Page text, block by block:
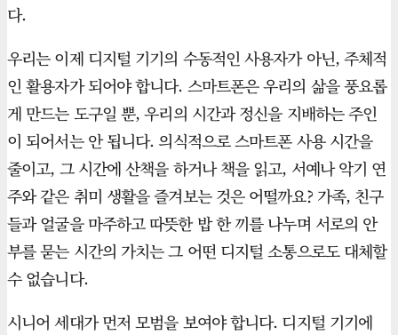
다.
우리는 이제 디지털 기기의 수동적인 사용자가 아닌, 주체적
인 활용자가 되어야 합니다. 스마트폰은 우리의 삶을 풍요롭
게 만드는 도구일 뿐, 우리의 시간과 정신을 지배하는 주인
이 되어서는 안 됩니다. 의식적으로 스마트폰 사용 시간을
줄이고, 그 시간에 산책을 하거나 책을 읽고, 서예나 악기 연
주와 같은 취미 생활을 즐겨보는 것은 어떨까요? 가족, 친구
들과 얼굴을 마주하고 따뜻한 밥 한 끼를 나누며 서로의 안
부를 묻는 시간의 가치는 그 어떤 디지털 소통으로도 대체할
수 없습니다.
시니어 세대가 먼저 모범을 보여야 합니다. 디지털 기기에